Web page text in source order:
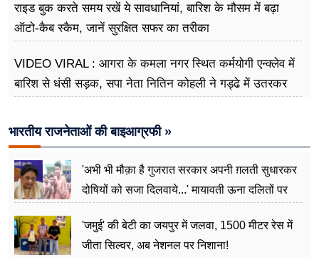
राइड बुक करते समय रखें ये सावधानियां, बारिश के मौसम में बढ़ा
ऑटो-कैब स्कैम, जानें सुरक्षित सफर का तरीका
VIDEO VIRAL : आगरा के कमला नगर स्थित कर्मयोगी एन्क्लेव में
बारिश से धंसी सड़क, सपा नेता नितिन कोहली ने गड्ढे में उतरकर
भारतीय राजनेताओं की बाइआग्रफी »
'अभी भी मौक़ा है गुजरात सरकार अपनी ग़लती सुधारकर
दोषियों को सजा दिलवाये...' मायावती ऊना दलितों पर
'जमुई' की बेटी का जयपुर में जलवा, 1500 मीटर रेस में
जीता सिल्वर, अब नेशनल पर निशाना!